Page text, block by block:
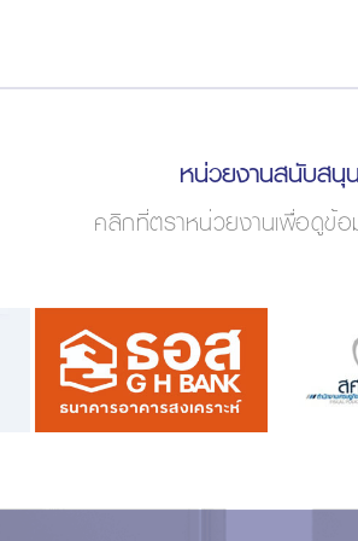
หน่วยงานสนับสนุน
คลิกที่ตราหน่วยงานเพื่อดูข้อ